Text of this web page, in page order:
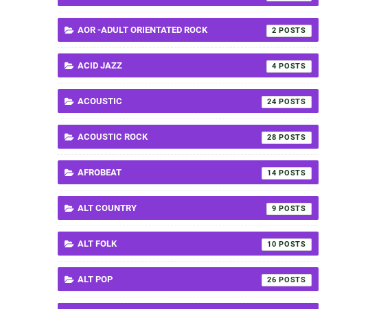
AOR -ADULT ORIENTATED ROCK 2
ACID JAZZ 4
ACOUSTIC 24
ACOUSTIC ROCK 28
AFROBEAT 14
ALT COUNTRY 9
ALT FOLK 10
ALT POP 26